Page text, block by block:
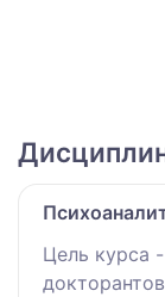
Цель курса